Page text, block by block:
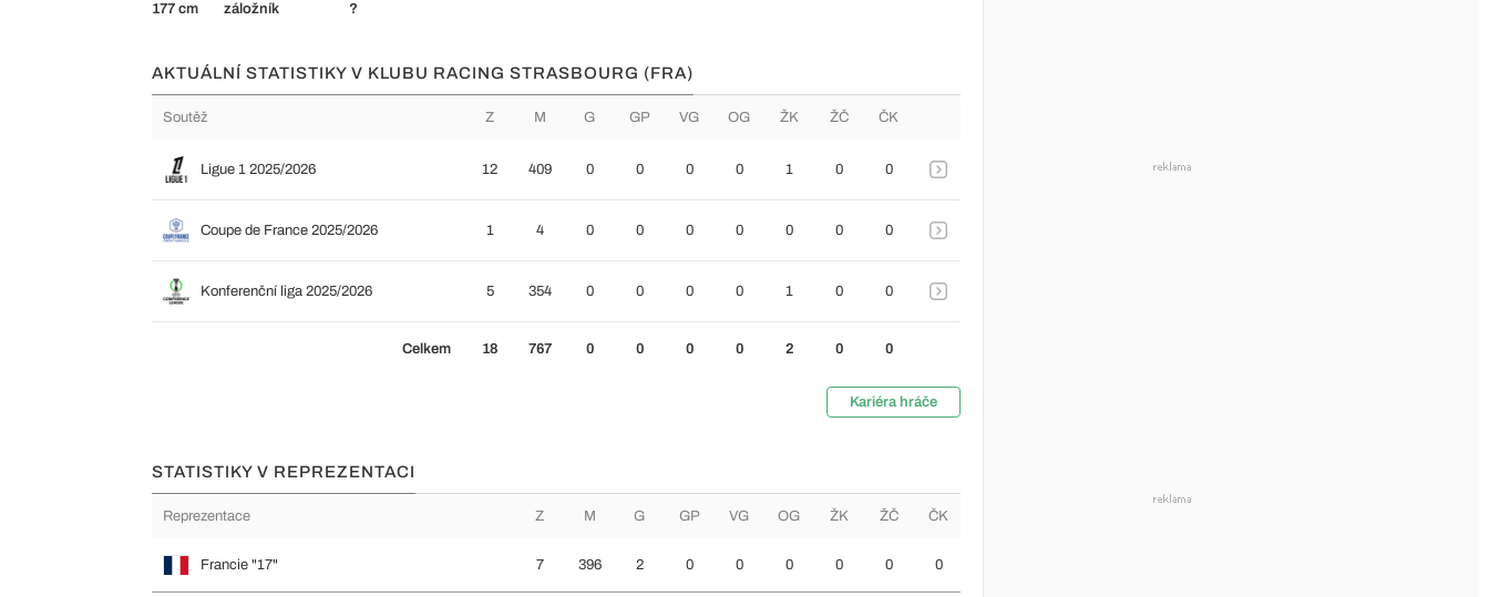
177 cm
záložník
?
AKTUÁLNÍ STATISTIKY V KLUBU RACING STRASBOURG (FRA)
Soutěž Z M G GP VG OG ŽK ŽČ ČK
Ligue 1 2025/2026 12 409 0 0 0 0 1 0 0
Coupe de France 2025/2026 1 4 0 0 0 0 0 0 0
Konferenční liga 2025/2026 5 354 0 0 0 0 1 0 0
Celkem 18 767 0 0 0 0 2 0 0
Kariéra hráče
STATISTIKY V REPREZENTACI
Reprezentace Z M G GP VG OG ŽK ŽČ ČK
Francie "17" 7 396 2 0 0 0 0 0 0